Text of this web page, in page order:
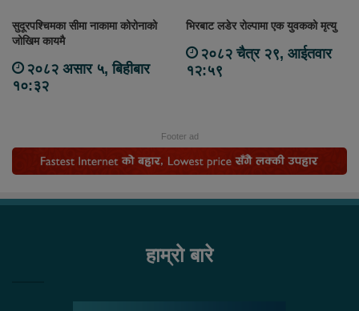
सुदूरपश्चिमका सीमा नाकामा कोरोनाको
जोखिम कायमै
२०८२ असार ५, बिहीबार
१०:३२
भिरबाट लडेर रोल्पामा एक युवकको मृत्यु
२०८२ चैत्र २९, आईतवार
१२:५९
Footer ad
हाम्रो बारे